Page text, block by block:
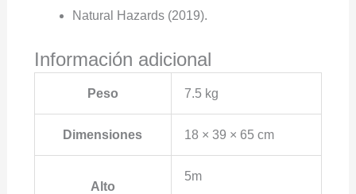
Natural Hazards (2019).
Información adicional
Peso 7.5 kg
Dimensiones 18 × 39 × 65 cm
Alto
5m